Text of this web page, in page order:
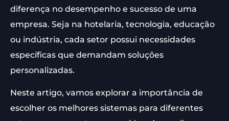
diferença no desempenho e sucesso de uma
empresa. Seja na hotelaria, tecnologia, educação
ou indústria, cada setor possui necessidades
específicas que demandam soluções
personalizadas.
Neste artigo, vamos explorar a importância de
escolher os melhores sistemas para diferentes